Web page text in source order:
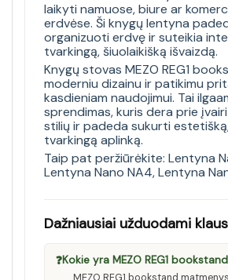
laikyti namuose, biure ar
erdvėse. Ši knygų lentyna
organizuoti erdvę ir suteikia
tvarkingą, šiuolaikišką išvaizdą.
Knygų stovas MEZO REG1
moderniu dizainu ir patikimu
kasdieniam naudojimui. Tai
sprendimas, kuris dera prie
stilių ir padeda sukurti
tvarkingą aplinką.
Taip pat peržiūrėkite: Lentyna
Lentyna Nano NA4,Lentyna
Dažniausiai užduodami
❓Kokie yra MEZO REG1
MEZO REG1 bookstand